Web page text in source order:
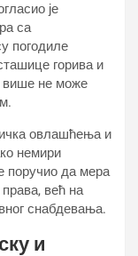
је
са
погодиле
горива и
више не може
овлашћења и
немири
поручио да мера
већ на
снабдевања.
и